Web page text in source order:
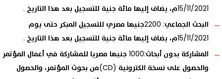
15/11/2021م، يضاف إليها مائة جنية للتسجيل بعد هذا التاريخ .
البحث الجماعي: 2200جنيها مصري للتسجيل المبكر حتى يوم
15/11/2021م، يضاف إليها مائة جنية للتسجيل بعد هذا التاريخ .
المشاركة بدون أبحاث:1000 جنيها مصريا للمشاركة في أعمال المؤتمر
والحصول على نسخة الكترونية (CD)من بحوث المؤتمر، والحصول